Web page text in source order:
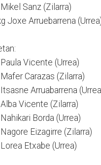
Sanz (Zilarra)
Joxe Arruebarrena
Vicente (Urrea)
Carazas (Zilarra)
Arruabarrena
Vicente (Zilarra)
Borda (Urrea)
Eizagirre (Zilarra)
Etxabe (Urrea)